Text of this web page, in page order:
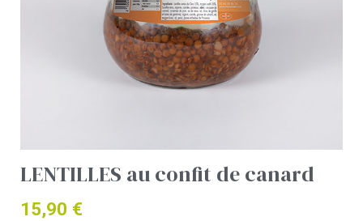
LENTILLES au confit de canard
15,90 €